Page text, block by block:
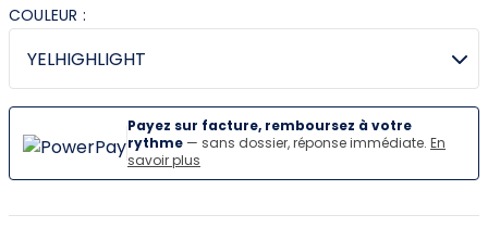
COULEUR :
Payez sur facture, remboursez à votre
rythme — sans dossier, réponse immédiate. En
savoir plus